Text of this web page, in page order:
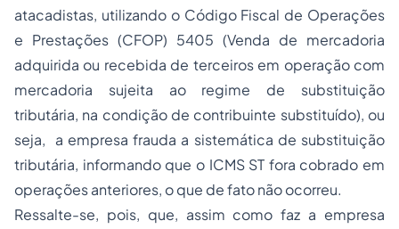
atacadistas, utilizando o Código Fiscal de Operações
e Prestações (CFOP) 5405 (Venda de mercadoria
adquirida ou recebida de terceiros em operação com
mercadoria sujeita ao regime de substituição
tributária, na condição de contribuinte substituído), ou
seja, a empresa frauda a sistemática de substituição
tributária, informando que o ICMS ST fora cobrado em
operações anteriores, o que de fato não ocorreu.
Ressalte-se, pois, que, assim como faz a empresa